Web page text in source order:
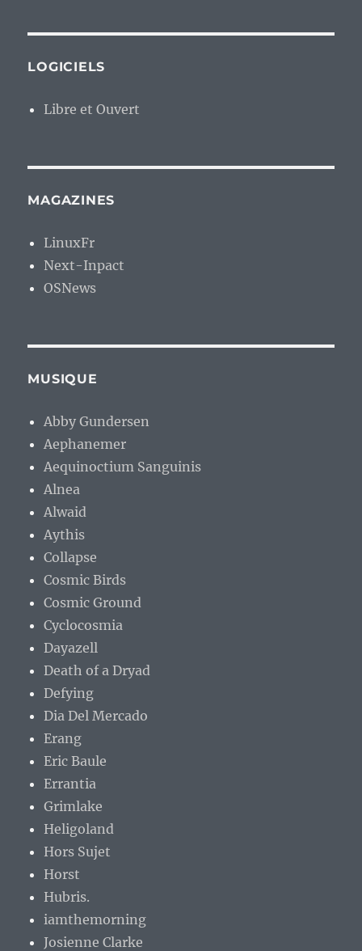
LOGICIELS
Libre et Ouvert
MAGAZINES
LinuxFr
Next-Inpact
OSNews
MUSIQUE
Abby Gundersen
Aephanemer
Aequinoctium Sanguinis
Alnea
Alwaid
Aythis
Collapse
Cosmic Birds
Cosmic Ground
Cyclocosmia
Dayazell
Death of a Dryad
Defying
Dia Del Mercado
Erang
Eric Baule
Errantia
Grimlake
Heligoland
Hors Sujet
Horst
Hubris.
iamthemorning
Josienne Clarke